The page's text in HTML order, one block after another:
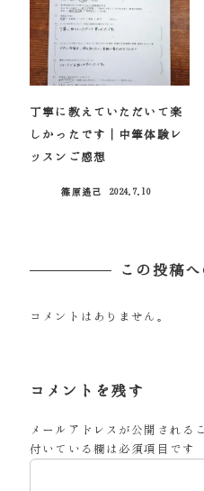
丁寧に教えていただいて楽
しかったです｜中筆体験レ
ッスンご感想
篠原遙己
2024.7.10
この投稿
コメントはありません。
コメントを残す
メールアドレスが公開される
付いている欄は必須項目です